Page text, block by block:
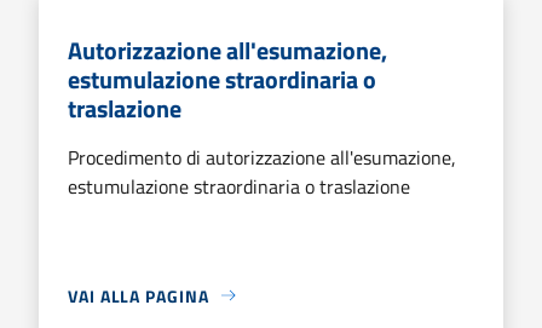
Autorizzazione all'esumazione,
estumulazione straordinaria o
traslazione
Procedimento di autorizzazione all'esumazione,
estumulazione straordinaria o traslazione
VAI ALLA PAGINA